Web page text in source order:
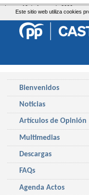
Este sitio web utiliza cookies
Bienvenidos
Noticias
Artículos de Opinión
Multimedias
Descargas
FAQs
Agenda Actos
Lunes, 10 de Agosto de 2026